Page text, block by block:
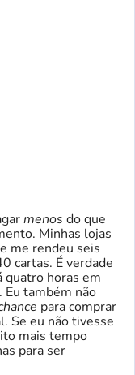
menos do que
Minhas lojas
me rendeu seis
cartas. É verdade
quatro horas em
Eu também não
para comprar
Se eu não tivesse
mais tempo
para ser